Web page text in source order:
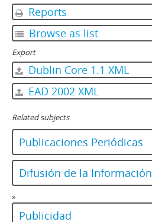
Reports
Browse as list
Export
Dublin Core 1.1 XML
EAD 2002 XML
Related subjects
Publicaciones Periódicas
Difusión de la Información
»
Publicidad